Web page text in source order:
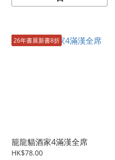
26年書展新書8折
籠龍貓酒家4滿漢全席
HK$78.00